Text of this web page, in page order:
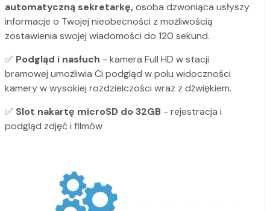
automatyczną sekretarkę,osoba dzwoniąca usłyszy
informacje o Twojej nieobecności z możliwością
zostawienia swojej wiadomości do 120 sekund.
✅ Podgląd i nasłuch - kamera Full HD w stacji
bramowej umożliwia Ci podgląd w polu widoczności
kamery w wysokiej rozdzielczości wraz z dźwiękiem.
✅ Slot nakartę microSD do 32GB - rejestracja i
podgląd zdjęć i filmów